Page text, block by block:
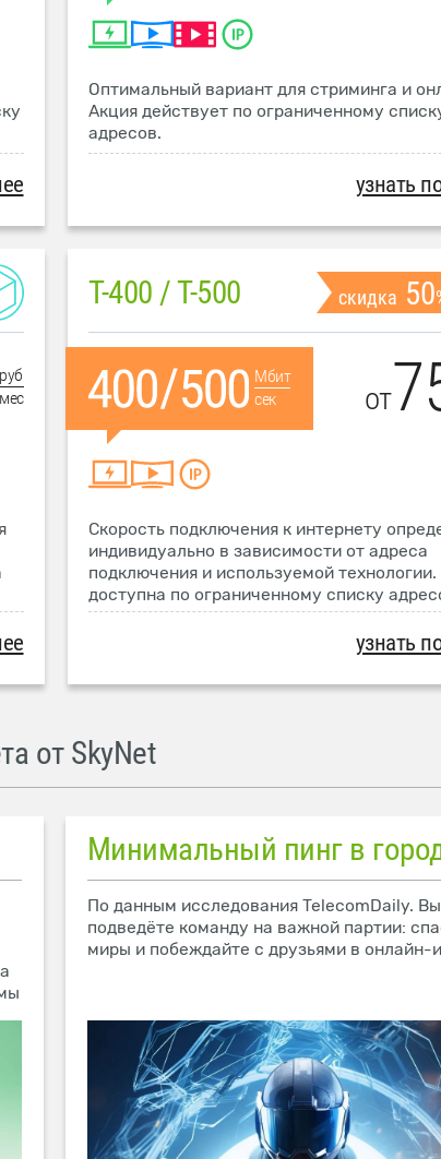
Оптимальный вариант для стриминга и
Акция действует по ограниченному
адресов.
узнать
руб
мес
T-400 / T-500 скидка 50
Мбит
сек
от
Скорость подключения к интернету
индивидуально в зависимости от адреса
подключения и используемой технологии.
доступна по ограниченному списку
узнать
от SkyNet
Минимальный пинг в
По данным исследования TelecomDaily.
подведёте команду на важной партии:
миры и побеждайте с друзьями в онлайн-